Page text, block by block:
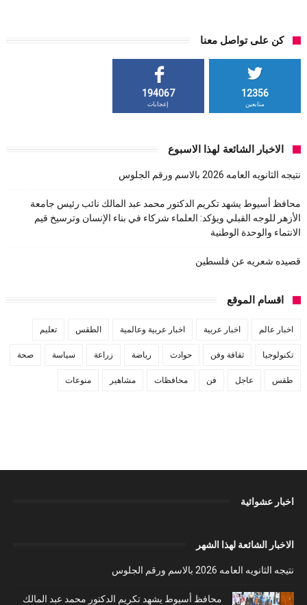
كن على تواصل معنا
12356
متابعين
194067
إعجابات
الاخبار الشائعة لهذا الاسبوع
نتيجه الثانويه العامه 2026 بالاسم ورقم الجلوس
محافظ أسيوط يشهد تكريم الدكتور محمد عبد المالك نائب رئيس جامعة
الأزهر للوجه القبلي ويؤكد: العلماء شركاء في بناء الإنسان وترسيخ قيم
الانتماء والوحدة الوطنية
قصيده شعريه عن فلسطين
اقسام الموقع
اخبار عالم اخبار عربية اخبار عربية وعالمية الطقس تعليم
تكنولوجيا ثقافة وفن حوادث رياضة زراعة سياسة صحة
طقس عاجل فن محافظات مشاهير منوعات
اخبار عشوائية
الاخبار الشائعة لهذا الشهر
نتيجه الثانويه العامه 2026 بالاسم ورقم الجلوس
محافظ أسيوط يشهد تكريم الدكتور محمد عبد المالك